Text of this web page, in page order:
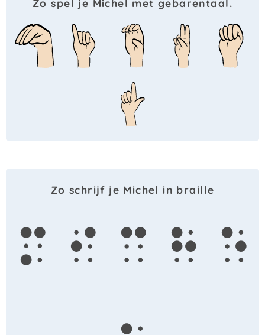
Zo spel je Michel met gebarentaal.
Zo schrijf je Michel in braille
m i c h e